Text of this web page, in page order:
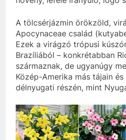
A tölcsérjázmin örökzöld,
Apocynaceae család
Ezek a virágzó trópusi
Brazíliából – konkrétabban
származnak, de ugyanúgy
Közép-Amerika más tájain
délnyugati részén, mint